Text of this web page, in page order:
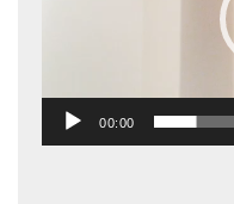
商品一覧 00:00